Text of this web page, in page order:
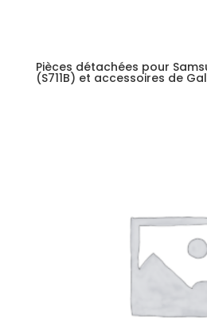
Pièces détachées pour
(S711B) et accessoires de